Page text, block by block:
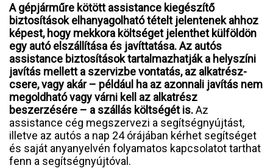
A gépjárműre kötött assistance kiegészítő
biztosítások elhanyagolható tételt jelentenek ahhoz
képest, hogy mekkora költséget jelenthet külföldön
egy autó elszállítása és javíttatása. Az autós
assistance biztosítások tartalmazhatják a helyszíni
javítás mellett a szervizbe vontatás, az alkatrész-
csere, vagy akár – például ha az azonnali javítás nem
megoldható vagy várni kell az alkatrész
beszerzésére – a szállás költségét is.Az
assistance cég megszervezi a segítségnyújtást,
illetve az autós a nap 24 órájában kérhet segítséget
és saját anyanyelvén folyamatos kapcsolatot tarthat
fenn a segítségnyújtóval.